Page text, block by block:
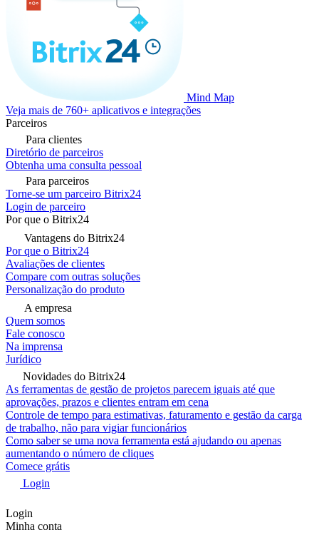
Mind Map
Veja mais de 760+ aplicativos e integrações
Parceiros
Para clientes
Diretório de parceiros
Obtenha uma consulta pessoal
Para parceiros
Torne-se um parceiro Bitrix24
Login de parceiro
Por que o Bitrix24
Vantagens do Bitrix24
Por que o Bitrix24
Avaliações de clientes
Compare com outras soluções
Personalização do produto
A empresa
Quem somos
Fale conosco
Na imprensa
Jurídico
Novidades do Bitrix24
As ferramentas de gestão de projetos parecem iguais até que
aprovações, prazos e clientes entram em cena
Controle de tempo para estimativas, faturamento e gestão da carga
de trabalho, não para vigiar funcionários
Como saber se uma nova ferramenta está ajudando ou apenas
aumentando o número de cliques
Comece grátis
Login
Login
Minha conta